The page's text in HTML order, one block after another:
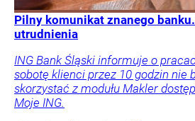
Pilny komunikat znanego
utrudnienia
ING Bank Śląski informuje o
sobotę klienci przez 10 godzin nie
skorzystać z modułu Makler
Moje ING.